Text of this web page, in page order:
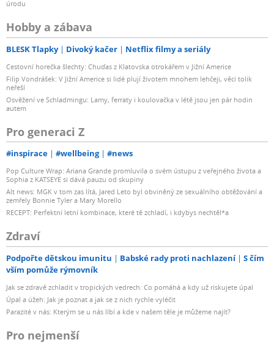
úrodu
Hobby a zábava
BLESK Tlapky Divoký kačer Netflix filmy a seriály
Cestovní horečka šlechty: Chuďas z Klatovska otrokářem v Jižní Americe
Filip Vondrášek: V Jižní Americe si lidé plují životem mnohem lehčeji, věci tolik
neřeší
Osvěžení ve Schladmingu: Lamy, ferraty i koulovačka v létě jsou jen pár hodin
autem
Pro generaci Z
#inspirace #wellbeing #news
Pop Culture Wrap: Ariana Grande promluvila o svém ústupu z veřejného života a
Sophia z KATSEYE si dává pauzu od skupiny
Alt news: MGK v tom zas lítá, Jared Leto byl obviněný ze sexuálního obtěžování a
zemřely Bonnie Tyler a Mary Morello
RECEPT: Perfektní letní kombinace, které tě zchladí, i kdybys nechtěl*a
Zdraví
Podpořte dětskou imunitu Babské rady proti nachlazení
S čím
vším pomůže rýmovník
Jak se zdravě zchladit v tropických vedrech: Co pomáhá a kdy už riskujete úpal
Úpal a úžeh: Jak je poznat a jak se z nich rychle vyléčit
Parazité v nás: Kterým se u nás líbí a kde v našem těle je můžeme najít?
Pro nejmenší